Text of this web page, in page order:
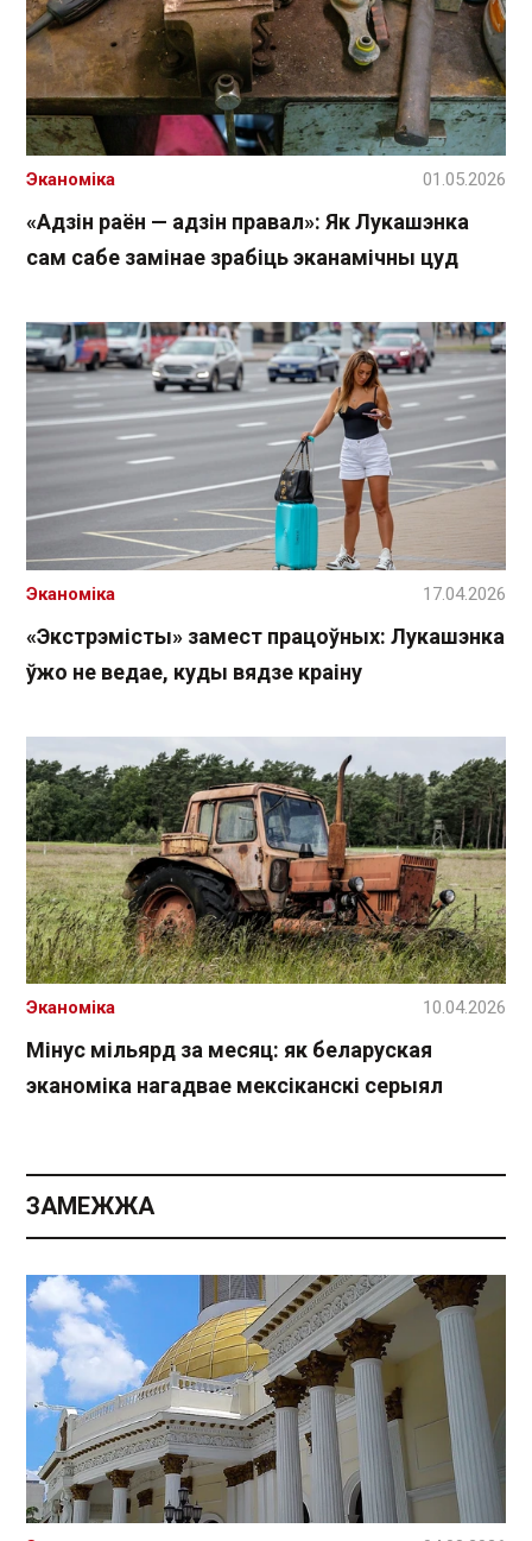
«Адзін раён — адзін правал»: Як Лукашэнка
сам сабе замінае зрабіць эканамічны цуд
Эканоміка 01.05.2026
«Экстрэмісты» замест працоўных: Лукашэнка
ўжо не ведае, куды вядзе краіну
Эканоміка 17.04.2026
Мінус мільярд за месяц: як беларуская
эканоміка нагадвае мексіканскі серыял
Эканоміка 10.04.2026
ЗАМЕЖЖА